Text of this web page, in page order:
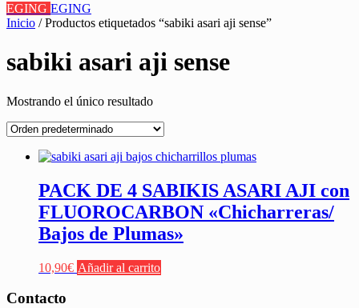
EGING EGING
Inicio / Productos etiquetados “sabiki asari aji sense”
sabiki asari aji sense
Mostrando el único resultado
PACK DE 4 SABIKIS ASARI AJI con
FLUOROCARBON «Chicharreras/
Bajos de Plumas»
10,90€ Añadir al carrito
Contacto